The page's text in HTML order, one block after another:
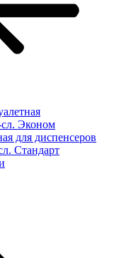
Эконом
для диспенсеров
Стандарт